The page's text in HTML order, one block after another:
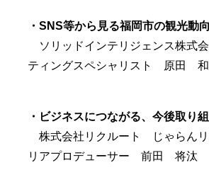
・SNS等から見る福岡市の観光動向
ソリッドインテリジェンス株式
ティングスペシャリスト 原田
・ビジネスにつながる、今後取り
株式会社リクルート じゃらんリ
リアプロデューサー 前田 将汰